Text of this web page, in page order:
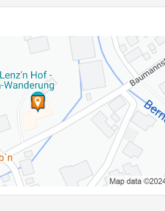
Kinder bis 6 Jahre wandern kostenlos mit.
0160-94189903
wird eine Ausfallrechnung gestellt.